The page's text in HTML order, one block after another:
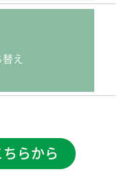
え
らから